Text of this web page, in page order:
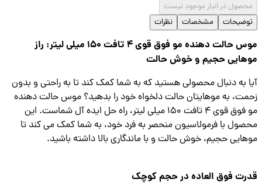
در انبار موجود نیست
مشخصات نظرات
موس حالت دهنده مو فوق قوی 4 تافت 150 میلی لیتر: راز
حجیم و خوش حالت
به دنبال محصولی هستید که به شما کمک کند تا به راحتی و بدون
به موهایتان حالت دلخواه خود را بدهید؟ موس حالت دهنده
مو فوق قوی 4 تافت 150 میلی لیتر، راه حل ایده آل شماست. این
با فرمولاسیون منحصر به فرد خود، به شما کمک می کند تا
حجیم، خوش حالت و با ماندگاری بالا داشته باشید.
فوق العاده در حجم کوچک